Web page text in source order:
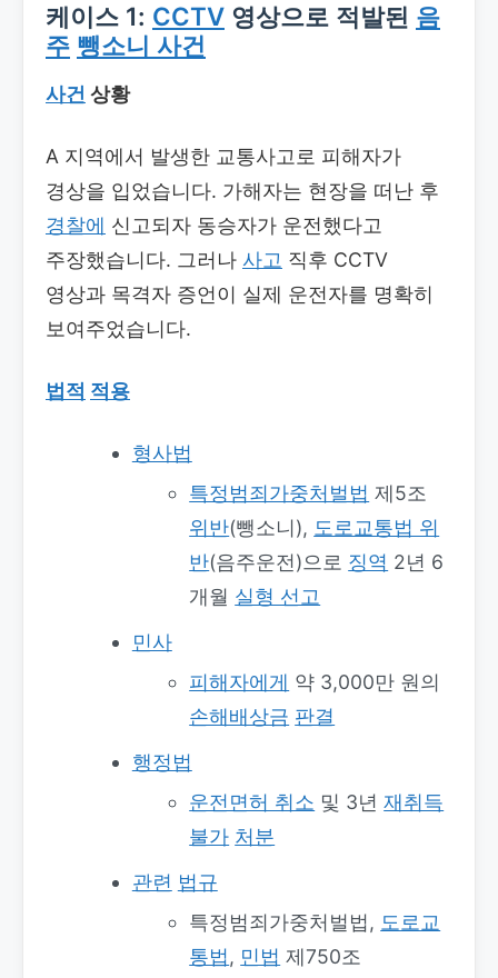
케이스 1: CCTV 영상으로 적발된 음
주 뺑소니 사건
사건 상황
A 지역에서 발생한 교통사고로 피해자가
경상을 입었습니다. 가해자는 현장을 떠난 후
경찰에 신고되자 동승자가 운전했다고
주장했습니다. 그러나 사고 직후 CCTV
영상과 목격자 증언이 실제 운전자를 명확히
보여주었습니다.
법적 적용
형사법
특정범죄가중처벌법 제5조
위반(뺑소니), 도로교통법 위
반(음주운전)으로 징역 2년 6
개월 실형 선고
민사
피해자에게 약 3,000만 원의
손해배상금 판결
행정법
운전면허 취소 및 3년재취득
불가 처분
관련 법규
특정범죄가중처벌법, 도로교
통법 , 민법 제750조